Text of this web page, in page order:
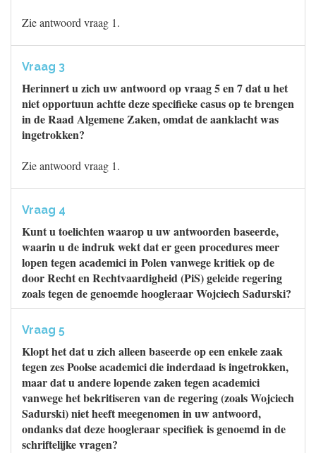
Zie antwoord vraag 1.
Vraag 3
Herinnert u zich uw antwoord op vraag 5 en 7 dat u het
niet opportuun achtte deze specifieke casus op te brengen
in de Raad Algemene Zaken, omdat de aanklacht was
ingetrokken?
Zie antwoord vraag 1.
Vraag 4
Kunt u toelichten waarop u uw antwoorden baseerde,
waarin u de indruk wekt dat er geen procedures meer
lopen tegen academici in Polen vanwege kritiek op de
door Recht en Rechtvaardigheid (PiS) geleide regering
zoals tegen de genoemde hoogleraar Wojciech Sadurski?
Vraag 5
Klopt het dat u zich alleen baseerde op een enkele zaak
tegen zes Poolse academici die inderdaad is ingetrokken,
maar dat u andere lopende zaken tegen academici
vanwege het bekritiseren van de regering (zoals Wojciech
Sadurski) niet heeft meegenomen in uw antwoord,
ondanks dat deze hoogleraar specifiek is genoemd in de
schriftelijke vragen?